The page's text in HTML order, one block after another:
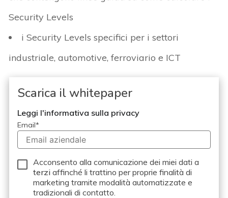
Security Levels
i Security Levels specifici per i settori
industriale, automotive, ferroviario e ICT
Scarica il whitepaper
Leggi l'informativa sulla privacy
Email*
Acconsento alla comunicazione dei miei dati a
terzi affinché li trattino per proprie finalità di
marketing tramite modalità automatizzate e
tradizionali di contatto.